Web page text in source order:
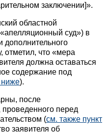
заключении]».
областной
суд») в
отметил, что «мера
должна оставаться
содержание под
ниже).
после
перед
(см. также пункт
заявителя об